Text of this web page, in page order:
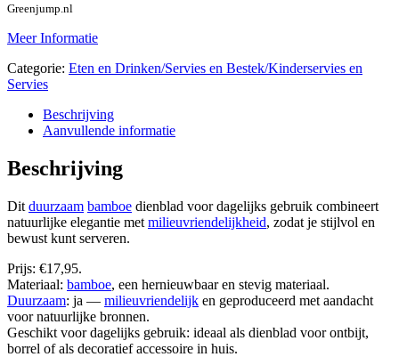
Greenjump.nl
Meer Informatie
Categorie: Eten en Drinken/Servies en Bestek/Kinderservies en
Servies
Beschrijving
Aanvullende informatie
Beschrijving
Dit duurzaam bamboe dienblad voor dagelijks gebruik combineert
natuurlijke elegantie met milieuvriendelijkheid, zodat je stijlvol en
bewust kunt serveren.
Prijs: €17,95.
Materiaal: bamboe, een hernieuwbaar en stevig materiaal.
Duurzaam: ja — milieuvriendelijk en geproduceerd met aandacht
voor natuurlijke bronnen.
Geschikt voor dagelijks gebruik: ideaal als dienblad voor ontbijt,
borrel of als decoratief accessoire in huis.